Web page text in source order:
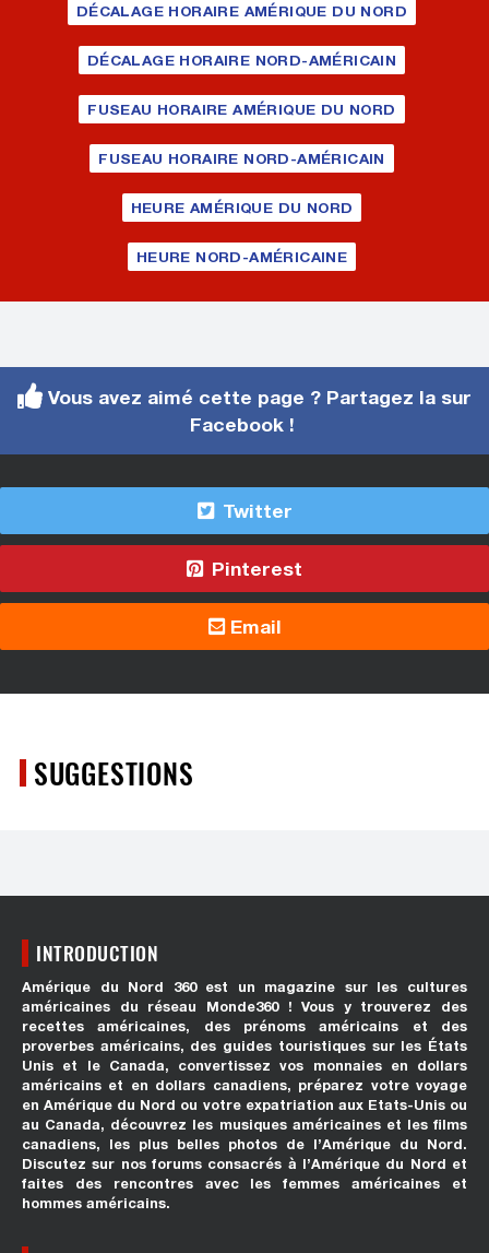
DÉCALAGE HORAIRE AMÉRIQUE DU NORD
DÉCALAGE HORAIRE NORD-AMÉRICAIN
FUSEAU HORAIRE AMÉRIQUE DU NORD
FUSEAU HORAIRE NORD-AMÉRICAIN
HEURE AMÉRIQUE DU NORD
HEURE NORD-AMÉRICAINE
Vous avez aimé cette page ? Partagez la sur
Facebook !
Twitter
Pinterest
Email
SUGGESTIONS
INTRODUCTION
Amérique du Nord 360 est un magazine sur les cultures
américaines du réseau Monde360 ! Vous y trouverez des
recettes américaines, des prénoms américains et des
proverbes américains, des guides touristiques sur les États
Unis et le Canada, convertissez vos monnaies en dollars
américains et en dollars canadiens, préparez votre voyage
en Amérique du Nord ou votre expatriation aux Etats-Unis ou
au Canada, découvrez les musiques américaines et les films
canadiens, les plus belles photos de l’Amérique du Nord.
Discutez sur nos forums consacrés à l’Amérique du Nord et
faites des rencontres avec les femmes américaines et
hommes américains.